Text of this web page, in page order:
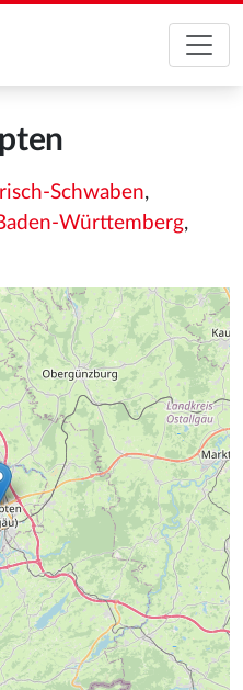
Schwaben,
Württemberg,